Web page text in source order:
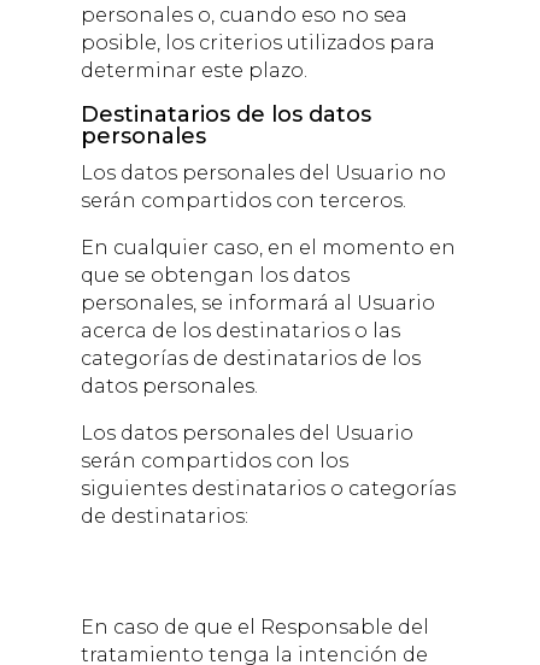
personales o, cuando eso no sea
posible, los criterios utilizados para
determinar este plazo.
Destinatarios de los datos
personales
Los datos personales del Usuario no
serán compartidos con terceros.
En cualquier caso, en el momento en
que se obtengan los datos
personales, se informará al Usuario
acerca de los destinatarios o las
categorías de destinatarios de los
datos personales.
Los datos personales del Usuario
serán compartidos con los
siguientes destinatarios o categorías
de destinatarios:
En caso de que el Responsable del
tratamiento tenga la intención de